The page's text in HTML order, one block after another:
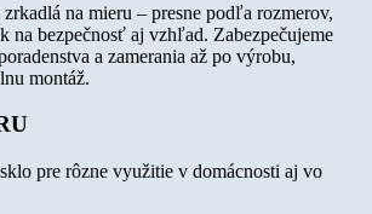
na mieru – presne podľa rozmerov,
na bezpečnosť aj vzhľad. Zabezpečujeme
a zamerania až po výrobu,
montáž.
pre rôzne využitie v domácnosti aj vo